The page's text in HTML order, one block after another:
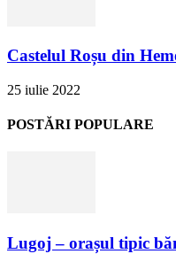
Castelul Roșu din
25 iulie 2022
POSTĂRI POPULARE
Lugoj – orașul tipic